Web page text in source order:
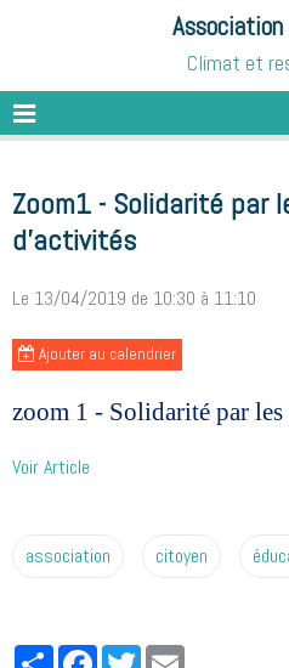
Association
Climat et
Zoom1 - Solidarité par
d’activités
Le 13/04/2019 de 10:30 à 11:10
Ajouter au calendrier
zoom 1 - Solidarité par
Voir Article
association citoyen
PartagerFacebookTwitter